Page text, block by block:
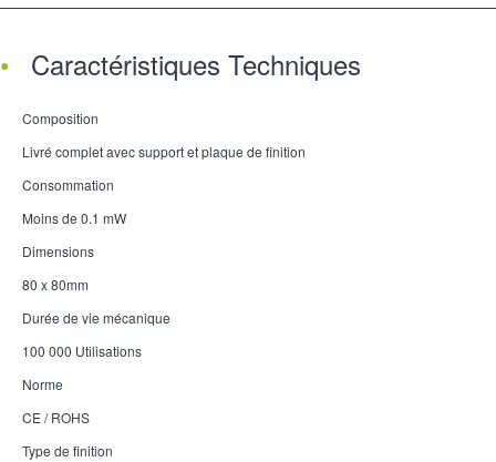
Caractéristiques Techniques
Composition
Livré complet avec support et plaque de finition
Consommation
Moins de 0.1 mW
Dimensions
80 x 80mm
Durée de vie mécanique
100 000 Utilisations
Norme
CE / ROHS
Type de finition